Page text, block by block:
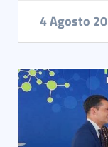
4 Agosto